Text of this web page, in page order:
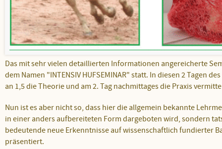
Das mit sehr vielen detaillierten Informationen angereicherte
dem Namen "INTENSIV HUFSEMINAR" statt. In diesen 2 Tagen
an 1,5 die Theorie und am 2. Tag nachmittages die Praxis
Nun ist es aber nicht so, dass hier die allgemein bekannte
in einer anders aufbereiteten Form dargeboten wird, sondern
bedeutende neue Erkenntnisse auf wissenschaftlich fundierter
präsentiert.